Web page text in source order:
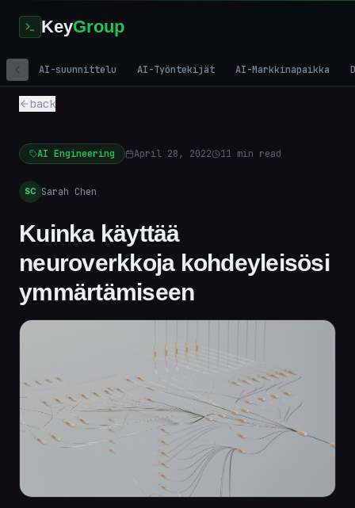
KeyGroup
AI-suunnittelu AI-Työntekijät AI-Markkinapaikka
back
AI Engineering April 28, 2022 11 min read
SC Sarah Chen
Kuinka käyttää
neuroverkkoja kohdeyleisösi
ymmärtämiseen